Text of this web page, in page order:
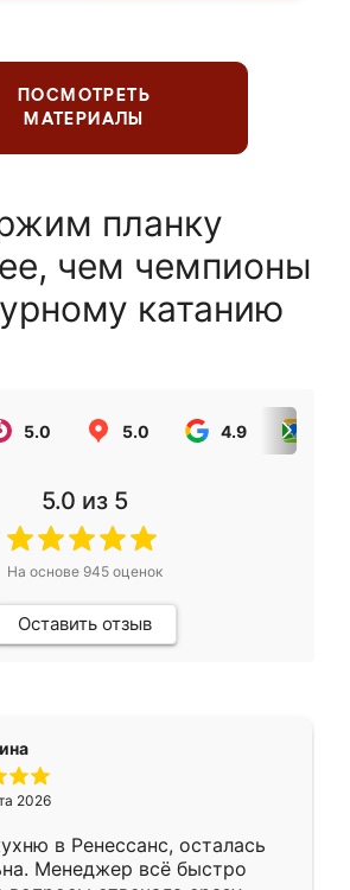
ПОСМОТРЕТЬ
МАТЕРИАЛЫ
планку
чем чемпионы
катанию
5.0 5.0 4.9
5.0 из 5
На основе 945оценок
Оставить отзыв
2026
в Ренессанс, осталась
Менеджер всё быстро